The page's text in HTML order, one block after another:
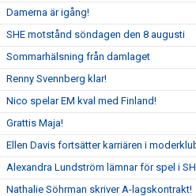
Damerna är igång!
SHE motstånd söndagen den 8 augusti
Sommarhälsning från damlaget
Renny Svennberg klar!
Nico spelar EM kval med Finland!
Grattis Maja!
Ellen Davis fortsätter karriären i
Alexandra Lundström lämnar för spel i
Nathalie Söhrman skriver A-lagskontrakt!